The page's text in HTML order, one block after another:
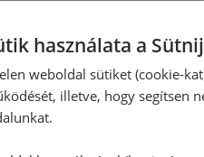
található:
használata a
weboldal sütiket (cookie-
illetve, hogy segítsen